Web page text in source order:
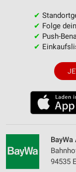
✔
✔ Folge
✔ Push-
✔
94535